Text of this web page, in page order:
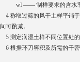
wl —— 制样要求的含水率
4 称取过筛的风干土样平铺
间可酌减。
5 测定润湿土样不同位置处
6 根据环刀窖积及所需的干